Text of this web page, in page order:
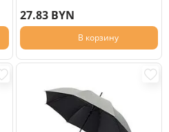
27.83 BYN
В корзину